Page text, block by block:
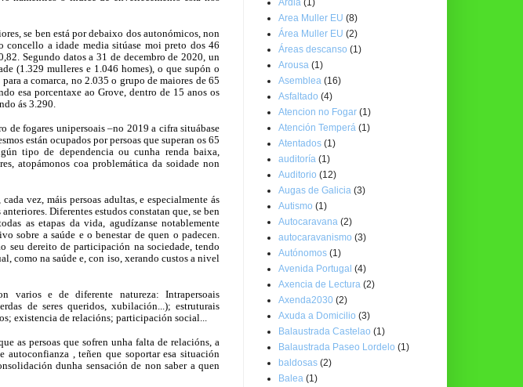
se ben está por debaixo dos autonómicos, non
concello a idade media sitúase moi preto dos 46
Segundo datos a 31 de decembro de 2020, un
(1.329 mulleres e 1.046 homes), o que supón o
a comarca, no 2.035 o grupo de maiores de 65
esa porcentaxe ao Grove, dentro de 15 anos os
ás 3.290.
de fogares unipersoais –no 2019 a cifra situábase
están ocupados por persoas que superan os 65
tipo de dependencia ou cunha renda baixa,
atopámonos coa problemática da soidade non
vez, máis persoas adultas, e especialmente ás
Diferentes estudos constatan que, se ben
as etapas da vida, agudízanse notablemente
sobre a saúde e o benestar de quen o padecen.
seu dereito de participación na sociedade, tendo
como na saúde e, con iso, xerando custos a nivel
varios e de diferente natureza: Intrapersoais
de seres queridos, xubilación...); estruturais
existencia de relacións; participación social...
as persoas que sofren unha falta de relacións, a
autoconfianza , teñen que soportar esa situación
dunha sensación de non saber a quen
Area Muller EU (8)
Área Muller EU (2)
Áreas descanso (1)
Arousa (1)
Asemblea (16)
Asfaltado (4)
Atencion no Fogar (1)
Atención Temperá (1)
Atentados (1)
auditoría (1)
Auditorio (12)
Augas de Galicia (3)
Autismo (1)
Autocaravana (2)
autocaravanismo (3)
Autónomos (1)
Avenida Portugal (4)
Axencia de Lectura (2)
Axenda2030 (2)
Axuda a Domicilio (3)
Balaustrada Castelao (1)
Balaustrada Paseo Lordelo (1)
baldosas (2)
Balea (1)